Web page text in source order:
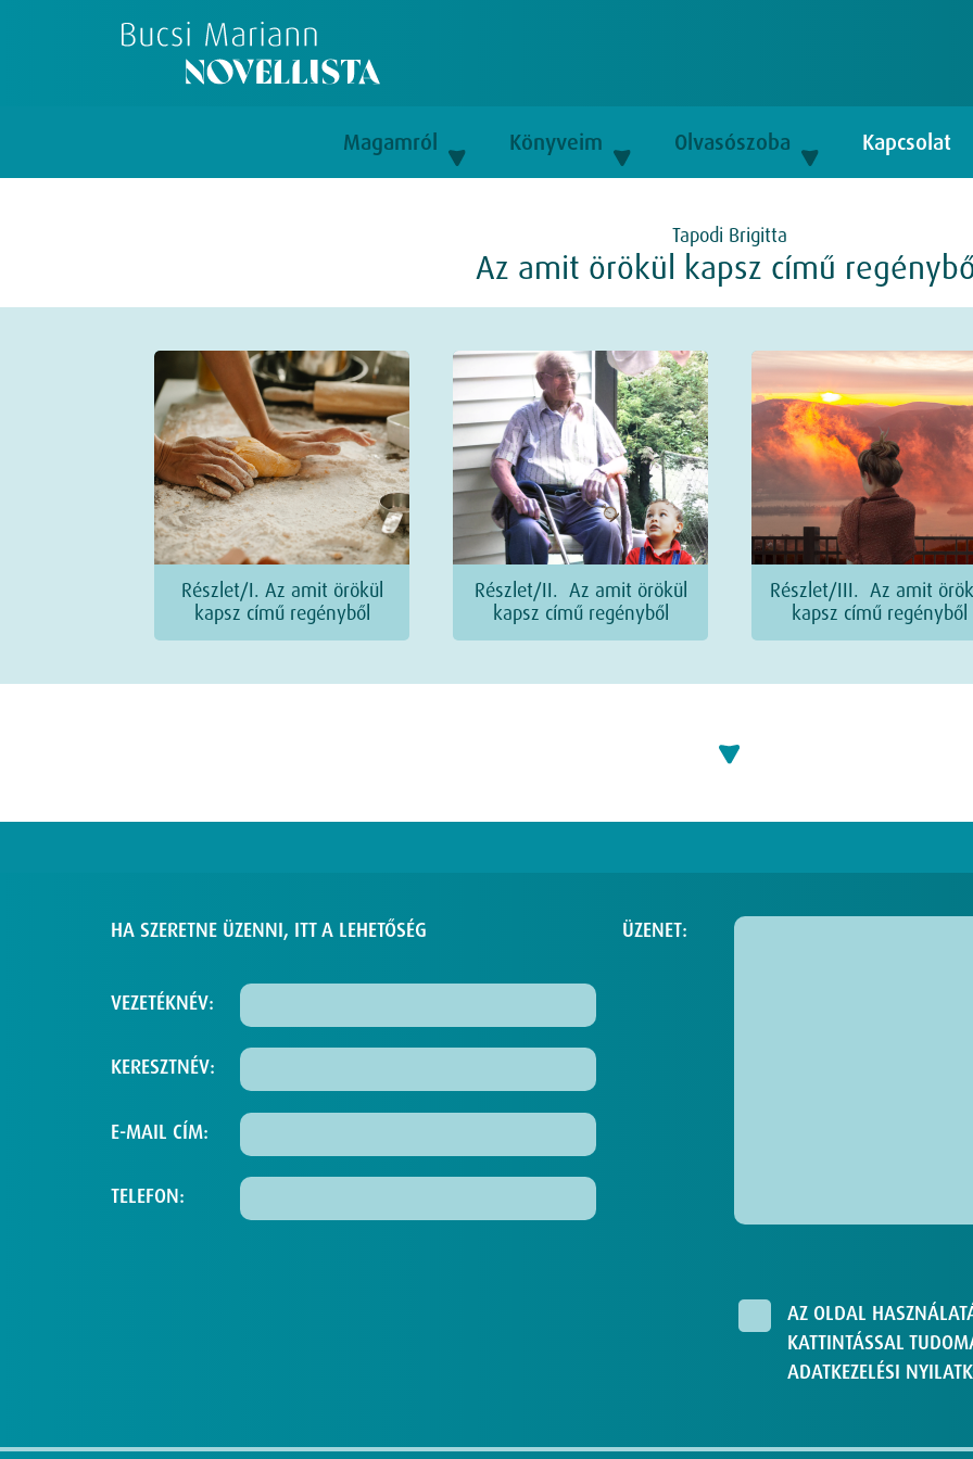
Magamról Könyveim Olvasószoba Kapcsolat
Tapodi Brigitta
Az amit örökül kapsz című
Részlet/I. Az amit örökül
kapsz című regényből
Részlet/II. Az amit örökül
kapsz című regényből
Részlet/III. Az amit
kapsz című regényből
HA SZERETNE ÜZENNI, ITT A LEHETŐSÉG
VEZETÉKNÉV:
KERESZTNÉV:
E-MAIL CÍM:
TELEFON:
ÜZENET:
AZ OLDAL
KATTINTÁSSAL
ADATKEZELÉSI